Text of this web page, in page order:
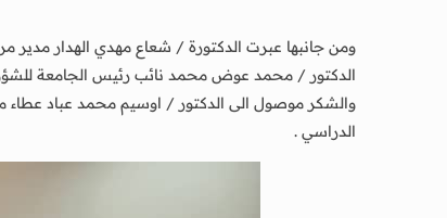
ومن جانبها عبرت الدكتورة / شعاع مهدي الهدار مدير
الدكتور / محمد عوض محمد نائب رئيس الجامعة
والشكر موصول الى الدكتور / اوسيم محمد عباد عطاء
الدراسي .